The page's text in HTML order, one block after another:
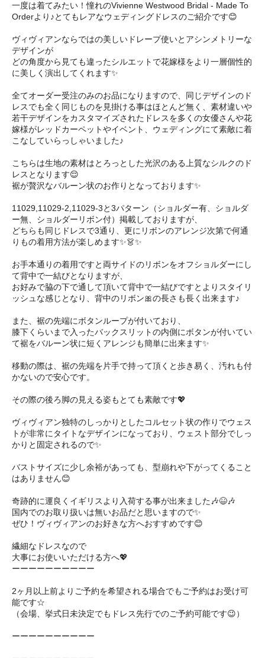
一度は着てみたい！憧れのVivienne Westwood Bridal - Made To
Orderより♪とてもレアなウェディングドレスのご紹介です😊
ヴィヴィアンならではの美しいドレープ使いとアシンメトリーな
デザインが
どの角度から見ても違ったシルエットで花嫁様をより一層個性的
に美しく演出してくれます✨
全てオーダー受注のみのお品になりますので、同じデザインのド
レスでも全く同じものを見掛ける事はほとんど無く、素材違いや
若干デザインをカスタマイズされたドレスを多くの女優さんや花
嫁様がレッドカーペットやイベント、ウェディングにて素敵に着
こなしていらっしゃいました♪
こちらは生地の素材はとろっとした光沢のある上質なシルクのド
レスとなります😌
裾が贅沢なバルーン状のお作りとなっております✨
11029,11029-2,11029-3と3パターン（ショルダー有、ショルダ
ー無、ショルダーリボン付）掲載しておりますが、
どちらも同じドレスで3通り、更にリボンのアレンジ次第で何通
りもの着用方法が楽しめます✨👗✨
お手本通りの着用ですと両サイドのリボンをオフショルダーにし
て背中で一結びとなりますが、
お好みで脇の下で通して頂いて背中で一結びですとよりスタイリ
ッシュな感じとなり、背中のリボン🎀の長さも長く出来ます♪
また、裾の先端にボタンループが付いており、
膝下くらいまで入ったバックスリットの内側にボタンが付いてい
て裾をバルーン状に短くアレンジも簡単に出来ます✨
移動の際は、裾の先端を片手で持って頂くと歩き易く、汚れも付
かないので安心です。
その際の後ろ脚の見える姿もとても素敵です💖
ヴィヴィアン独特のしっかりとしたコルセット状の作りでウェス
トが非常にタイトなデザインになっており、ウェスト部分でしっ
かりと固定されるので✨
バストサイズに少し余裕があっても、型崩れや下がってくること
はありません😊
奇跡的に運良くイギリスより入荷する事が出来ました🎶😆🎶
国内でのお取り扱いは無いお品だと思いますので✨
ぜひ！ヴィヴィアンのお好きな方へおすすめです😊
繊細なドレスなので
大事にお使いいただける方へ💖
ーーーーーーーーーー
2ヶ月以上前よりご予約を希望される場合でもご予約はお受け可
能です☆
（会場、挙式日未決定でもドレス先行でのご予約可能です😉）
ーーーーーーーーーー